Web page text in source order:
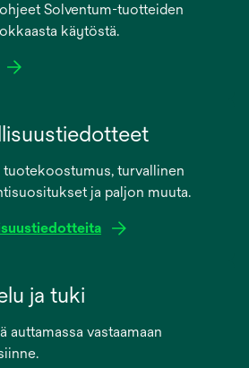
Solventum-tuotteiden
käytöstä.
turvallinen
ja paljon muuta.
ja tuki
auttamassa vastaamaan